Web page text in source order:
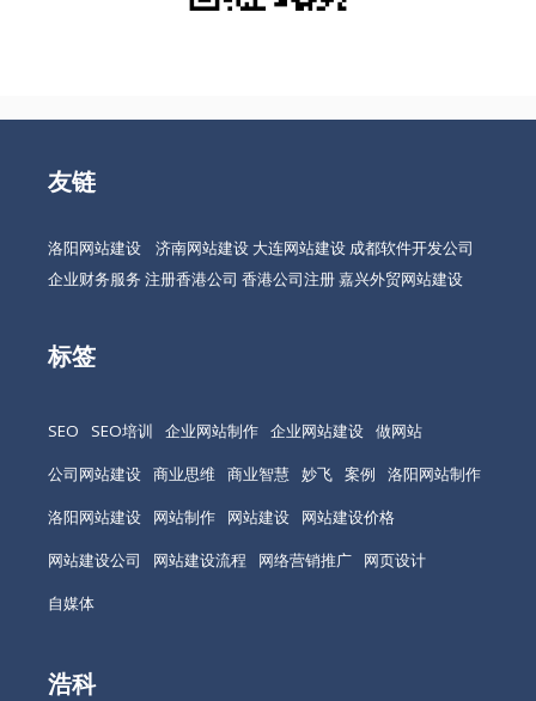
友链
洛阳网站建设 济南网站建设 大连网站建设 成都软件开发公司
企业财务服务 注册香港公司 香港公司注册嘉兴外贸网站建设
标签
SEO SEO培训 企业网站制作 企业网站建设 做网站
公司网站建设 商业思维 商业智慧 妙飞 案例
洛阳网站制作
洛阳网站建设
网站制作 网站建设
网站建设价格
网站建设公司
网站建设流程 网络营销推广
网页设计
自媒体
浩科